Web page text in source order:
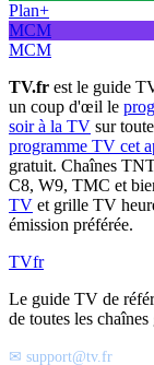
Plan+
MCM
MCM
TV.fr est le guide
un coup d'œil le
soir à la TV sur
programme TV cet
gratuit. Chaînes
C8, W9, TMC et
TV et grille TV
émission préférée.
TVfr
Le guide TV de
de toutes les
✉ support@tv.fr